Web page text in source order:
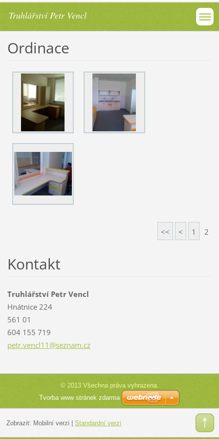
Truhlářství Petr Vencl
Ordinace
<< < 1 2
Kontakt
Truhlářství Petr Vencl
Hnátnice 224
561 01
604 155 719
petr.vencl11@seznam.cz
© 2013 Všechna práva vyhrazena.
Tvorba www stránek zdarma
Zobrazit: Mobilní verzi Standardní verzi